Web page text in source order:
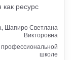
ресурс
Шапиро Светлана
Викторовна
школе